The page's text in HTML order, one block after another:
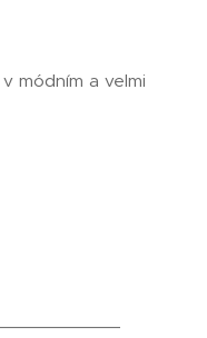
módním a velmi